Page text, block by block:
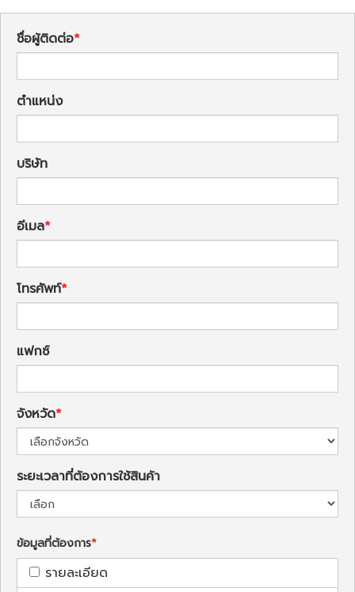
ชื่อผู้ติดต่อ
ตำแหน่ง
บริษัท
อีเมล
โทรศัพท์
แฟกซ์
จังหวัด
ระยะเวลาที่ต้องการใช้สินค้า
ข้อมูลที่ต้องการ
รายละเอียด